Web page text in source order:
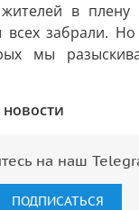
в плену
забрали. Но
мы
на наш
ПОДПИСАТЬСЯ